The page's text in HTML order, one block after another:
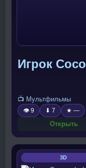
Игрок Coco
📺 Мультфильмы
👁 9 ⬇ 7 ★ —
Открыть
3D